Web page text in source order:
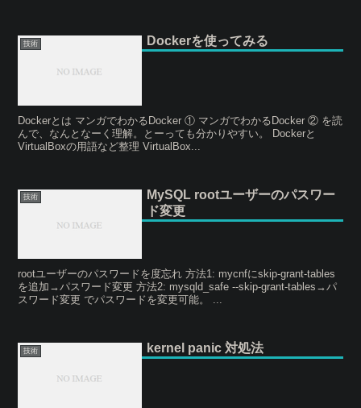
技術 Dockerを使ってみる
Dockerとは マンガでわかるDocker ① マンガでわかるDocker ② を読
んで、なんとなーく理解。とーっても分かりやすい。 Dockerと
VirtualBoxの用語など整理 VirtualBox...
技術
MySQL rootユーザーのパスワー
ド変更
rootユーザーのパスワードを度忘れ 方法1: mycnfにskip-grant-tables
を追加→パスワード変更 方法2: mysqld_safe --skip-grant-tables→パ
スワード変更 でパスワードを変更可能。 ...
技術 kernel panic 対処法